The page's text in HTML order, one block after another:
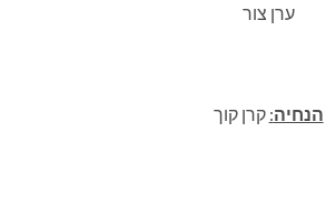
ערן צור
הנחיה: קרן קוך